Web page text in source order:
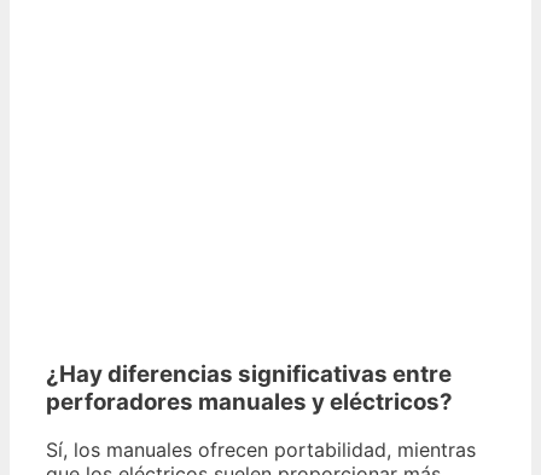
¿Hay diferencias significativas entre
perforadores manuales y eléctricos?
Sí, los manuales ofrecen portabilidad, mientras